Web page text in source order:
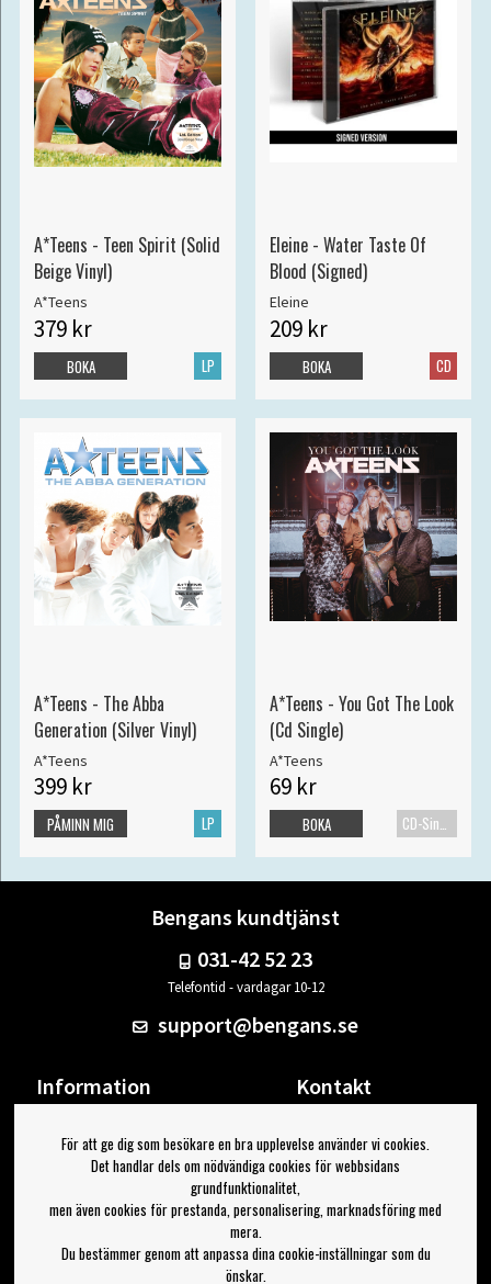
A*Teens - Teen Spirit (Solid
Beige Vinyl)
A*Teens
379 kr
LP
BOKA
Eleine - Water Taste Of
Blood (Signed)
Eleine
209 kr
CD
BOKA
A*Teens - The Abba
Generation (Silver Vinyl)
A*Teens
399 kr
LP
PÅMINN MIG
A*Teens - You Got The Look
(Cd Single)
A*Teens
69 kr
CD-Singel
BOKA
Bengans kundtjänst
031-42 52 23
Telefontid - vardagar 10-12
support@bengans.se
Information
Om Bengans
FAQ / Köp- & Leveransvillkor
Kontakt
Din sida
Logga ut
Jag vill ha tips från Bengans
För att ge dig som besökare en bra upplevelse använder vi cookies.
Det handlar dels om nödvändiga cookies för webbsidans
grundfunktionalitet,
men även cookies för prestanda, personalisering, marknadsföring med
mera.
Du bestämmer genom att anpassa dina cookie-inställningar som du
önskar.